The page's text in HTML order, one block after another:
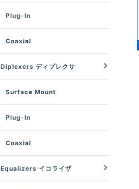
Plug-In
Coaxial
Diplexers ディプレクサ
Surface Mount
Plug-In
Coaxial
Equalizers イコライザ